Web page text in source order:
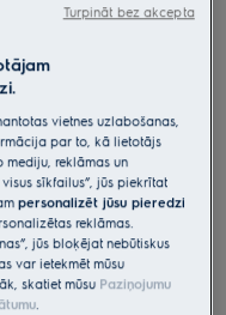
filtrācija.
filtru.
mēneši.*
vietnes uzlabošanas,
par to, kā lietotājs
reklāmas un
sīkfailus”, jūs piekrītat
personalizēt jūsu pieredzi
reklāmas.
jūs bloķējat nebūtiskus
var ietekmēt mūsu
skatiet mūsu Paziņojumu
.
Turpināt bez akcepta